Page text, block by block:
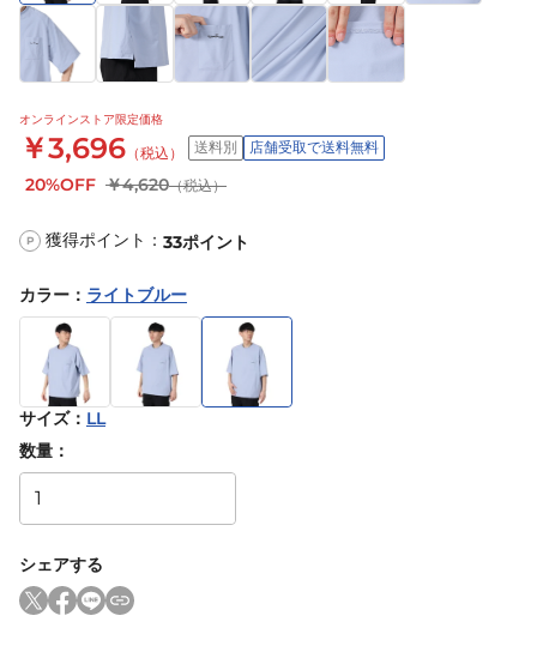
オンラインストア限定価格
￥3,696 （税込） 送料別 店舗受取で送料無料
20%OFF ￥4,620（税込）
P 獲得ポイント： 33ポイント
カラー ： ライトブルー
サイズ： LL
数量：
シェアする